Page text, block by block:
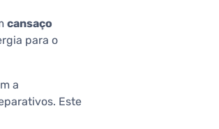
cansaço
para o
a
Este